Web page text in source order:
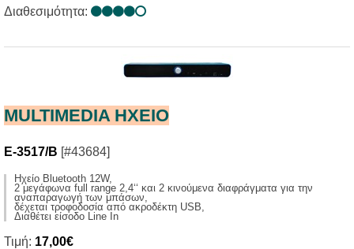
Διαθεσιμότητα:
MULTIMEDIA HXΕΙΟ
E-3517/B [#43684]
Ηχείο Bluetooth 12W,
2 μεγάφωνα full range 2,4‘‘ και 2 κινούμενα διαφράγματα για την
αναπαραγωγή των μπάσων,
δέχεται τροφοδοσία από ακροδέκτη USB,
Διαθέτει είσοδο Line In
Τιμή: 17,00€